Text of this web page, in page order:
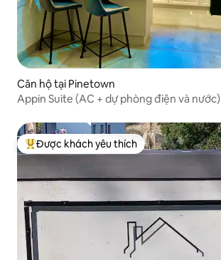
Căn hộ tại Pinetown
Appin Suite (AC + dự phòng điện và nước)
Được khách yêu thích nhất
Được khách yêu thích